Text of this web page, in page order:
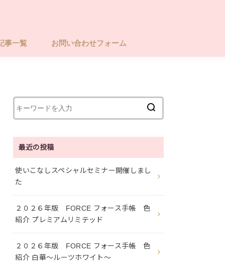
事一覧 お問い合わせフォーム
最近の投稿
使いこなしスペシャルセミナー開催しまし
た
２０２６年版 FORCE フォース手帳 色
紹介 プレミアムリミテッド
２０２６年版 FORCE フォース手帳 色
紹介 白華〜ルーツホワイト〜